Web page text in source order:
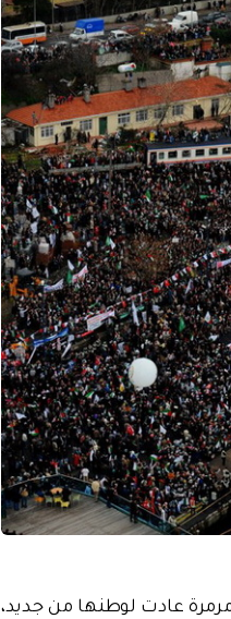
عادت لوطنها من جديد،